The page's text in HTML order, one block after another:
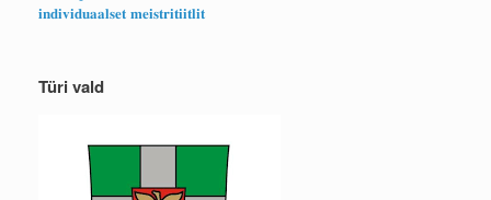
𝐢𝐧𝐝𝐢𝐯𝐢𝐝𝐮𝐚𝐚𝐥𝐬𝐞𝐭 𝐦𝐞𝐢𝐬𝐭𝐫𝐢𝐭𝐢𝐢𝐭𝐥𝐢𝐭
Türi vald